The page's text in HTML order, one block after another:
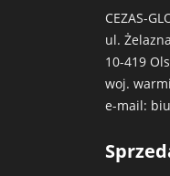
CEZAS-
ul.
10-419
woj.
e-mail: